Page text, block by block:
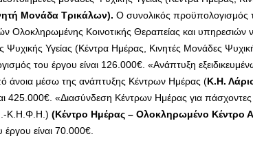
Μονάδα Τρικάλων). Ο συνολικός προϋπολογισμός
Κοινοτικής Θεραπείας και υπηρεσιών
Ψυχικής Υγείας (Κέντρα Ημέρας, Κινητές Μονάδες
του έργου είναι 126.000€. «Ανάπτυξη
άνοια μέσω της ανάπτυξης Κέντρων Ημέρας (Κ.Η.
425.000€. «Διασύνδεση Κέντρων Ημέρας για
Κ.Η.Φ.Η.) (Κέντρο Ημέρας – Ολοκληρωμένο Κέντρο
είναι 70.000€.